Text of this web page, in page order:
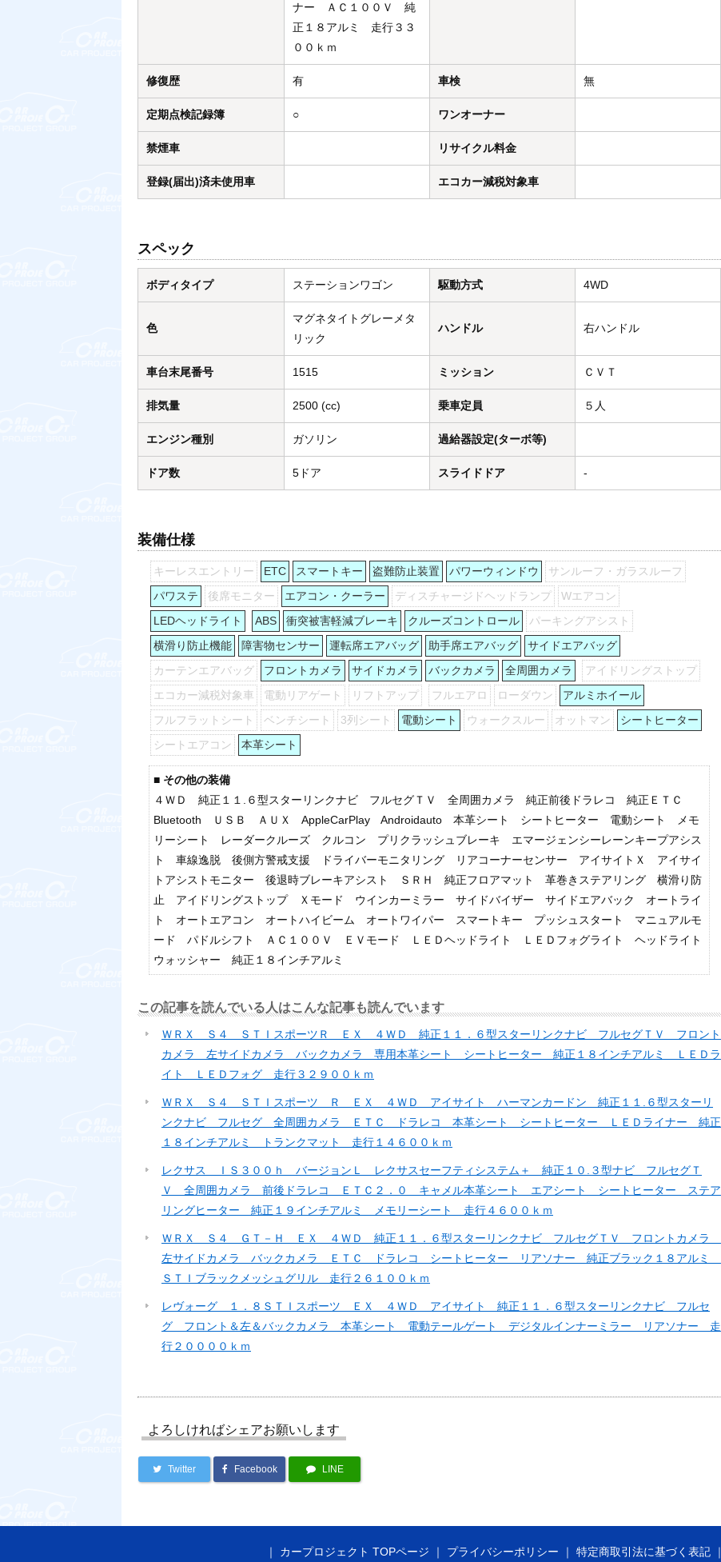
ナー ＡＣ１００Ｖ 純
正１８アルミ 走行３３
００ｋｍ
修復歴 有 車検 無
定期点検記録簿 ○ ワンオーナー
禁煙車 リサイクル料金
登録(届出)済未使用車 エコカー減税対象車
スペック
ボディタイプ ステーションワゴン 駆動方式 4WD
色
マグネタイトグレーメタ
リック
ハンドル 右ハンドル
車台末尾番号 1515 ミッション ＣＶＴ
排気量 2500 (cc) 乗車定員 ５人
エンジン種別 ガソリン 過給器設定(ターボ等)
ドア数 5ドア スライドドア -
装備仕様
キーレスエントリー ETC スマートキー 盗難防止装置 パワーウィンドウ
サンルーフ・ガラスルーフ
パワステ
後席モニター エアコン・クーラー ディスチャージドヘッドランプ
Wエアコン
LEDヘッドライト
ABS 衝突被害軽減ブレーキ クルーズコントロール
パーキングアシスト
横滑り防止機能
障害物センサー 運転席エアバッグ 助手席エアバッグ
サイドエアバッグ
カーテンエアバッグ
フロントカメラ サイドカメラ バックカメラ 全周囲カメラ
アイドリングストップ
エコカー減税対象車
電動リアゲート リフトアップ フルエアロ ローダウン
アルミホイール
フルフラットシート
ベンチシート 3列シート 電動シート ウォークスルー オットマン
シートヒーター
シートエアコン
本革シート
■ その他の装備
４ＷＤ 純正１１.６型スターリンクナビ フルセグＴＶ 全周囲カメラ 純正前後ドラレコ 純正ＥＴＣ
Bluetooth ＵＳＢ ＡＵＸ AppleCarPlay Androidauto 本革シート シートヒーター 電動シート メモ
リーシート レーダークルーズ クルコン プリクラッシュブレーキ エマージェンシーレーンキープアシス
ト 車線逸脱 後側方警戒支援 ドライバーモニタリング リアコーナーセンサー アイサイトＸ アイサイ
トアシストモニター 後退時ブレーキアシスト ＳＲＨ 純正フロアマット 革巻きステアリング 横滑り防
止 アイドリングストップ Ｘモード ウインカーミラー サイドバイザー サイドエアバック オートライ
ト オートエアコン オートハイビーム オートワイパー スマートキー プッシュスタート マニュアルモ
ード パドルシフト ＡＣ１００Ｖ ＥＶモード ＬＥＤヘッドライト ＬＥＤフォグライト ヘッドライト
ウォッシャー 純正１８インチアルミ
この記事を読んでいる人はこんな記事も読んでいます
ＷＲＸ Ｓ４ ＳＴＩスポーツＲ ＥＸ ４ＷＤ 純正１１．６型スターリンクナビ フルセグＴＶ フロント
カメラ 左サイドカメラ バックカメラ 専用本革シート シートヒーター 純正１８インチアルミ ＬＥＤラ
イト ＬＥＤフォグ 走行３２９００ｋｍ
ＷＲＸ Ｓ４ ＳＴＩスポーツ Ｒ ＥＸ ４ＷＤ アイサイト ハーマンカードン 純正１１.６型スターリ
ンクナビ フルセグ 全周囲カメラ ＥＴＣ ドラレコ 本革シート シートヒーター ＬＥＤライナー 純正
１８インチアルミ トランクマット 走行１４６００ｋｍ
レクサス ＩＳ３００ｈ バージョンＬ レクサスセーフティシステム＋ 純正１０.３型ナビ フルセグＴ
Ｖ 全周囲カメラ 前後ドラレコ ＥＴＣ２．０ キャメル本革シート エアシート シートヒーター ステア
リングヒーター 純正１９インチアルミ メモリーシート 走行４６００ｋｍ
ＷＲＸ Ｓ４ ＧＴ－Ｈ ＥＸ ４ＷＤ 純正１１．６型スターリンクナビ フルセグＴＶ フロントカメラ
左サイドカメラ バックカメラ ＥＴＣ ドラレコ シートヒーター リアソナー 純正ブラック１８アルミ
ＳＴＩブラックメッシュグリル 走行２６１００ｋｍ
レヴォーグ １．８ＳＴＩスポーツ ＥＸ ４ＷＤ アイサイト 純正１１．６型スターリンクナビ フルセ
グ フロント＆左＆バックカメラ 本革シート 電動テールゲート デジタルインナーミラー リアソナー 走
行２００００ｋｍ
よろしければシェアお願いします
Twitter Facebook LINE
カープロジェクト TOPページ プライバシーポリシー 特定商取引法に基づく表記